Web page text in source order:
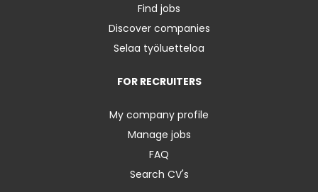
Find jobs
Discover companies
Selaa työluetteloa
FOR RECRUITERS
My company profile
Manage jobs
FAQ
Search CV's